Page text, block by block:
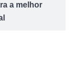
a melhor